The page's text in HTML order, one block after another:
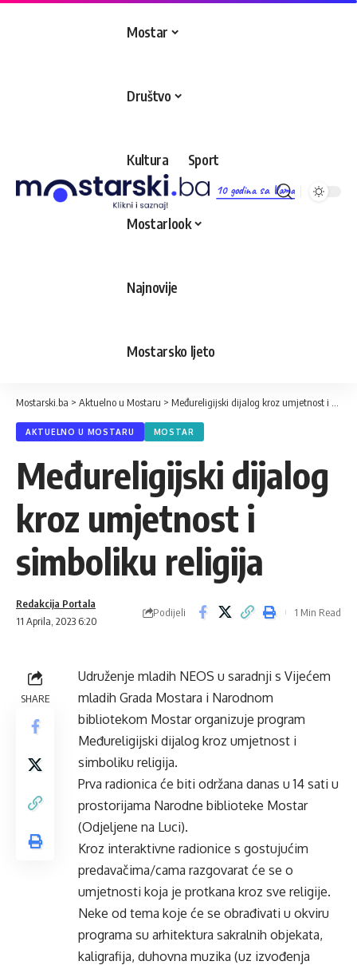
10 godina sa Vama
Mostar
Društvo
Kultura Sport
Mostarlook
Najnovije
Mostarsko ljeto
Mostarski.ba > Aktuelno u Mostaru > Međureligijski dijalog kroz umjetnost i simboliku religija
AKTUELNO U MOSTARU MOSTAR
Međureligijski dijalog
kroz umjetnost i
simboliku religija
11 Aprila, 2023 6:20
Redakcija Portala
Podijeli 1 Min Read
SHARE
Udruženje mladih NEOS u saradnji s Vijećem
mladih Grada Mostara i Narodnom
bibliotekom Mostar organizuje program
Međureligijski dijalog kroz umjetnost i
simboliku religija.
Prva radionica će biti održana danas u 14 sati u
prostorijama Narodne biblioteke Mostar
(Odjeljene na Luci).
Kroz interaktivne radionice s gostujućim
predavačima/cama razgovarat će se o
umjetnosti koja je protkana kroz sve religije.
Neke od tema koje će se obrađivati u okviru
programa su arhitektura sakralnih objekata,
kaligrafija, duhovna muzika (uz izvođenja